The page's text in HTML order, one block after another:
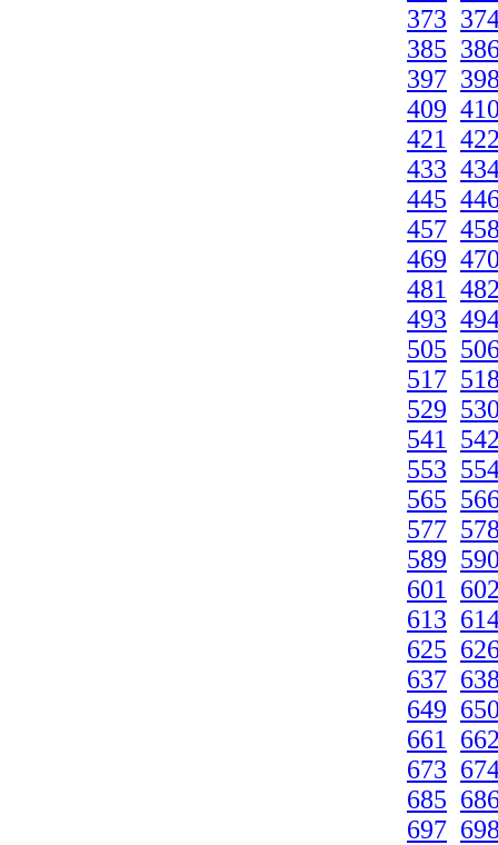
373
385
397
409
421
433
445
457
469
481
493
505
517
529
541
553
565
577
589
601
613
625
637
649
661
673
685
697